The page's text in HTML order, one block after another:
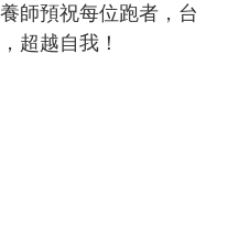
師預祝每位跑者，台
超越自我！